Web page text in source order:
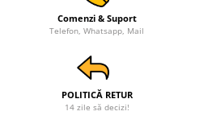
Comenzi & Suport
Telefon, Whatsapp, Mail
POLITICĂ RETUR
14 zile să decizi!